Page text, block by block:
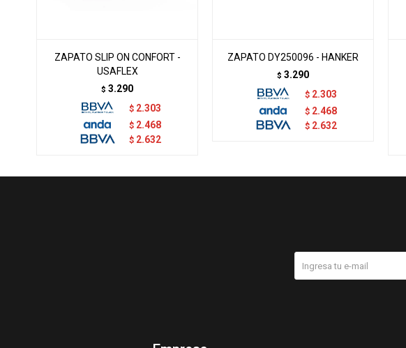
ZAPATO SLIP ON CONFORT -
USAFLEX
$ 3.290
$ 2.303
$ 2.468
$ 2.632
ZAPATO DY250096 - HANKER
$ 3.290
$ 2.303
$ 2.468
$ 2.632